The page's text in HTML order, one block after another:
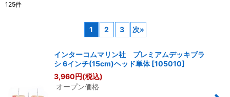
サブカテゴリ
125件
1 2 3 次»
インターコムマリン社 プレミアムデッキブラ
シ 6インチ(15cm)ヘッド単体 [105010]
3,960円(税込)
オープン価格